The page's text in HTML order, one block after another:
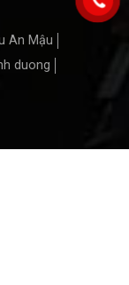
An Mậu
duong